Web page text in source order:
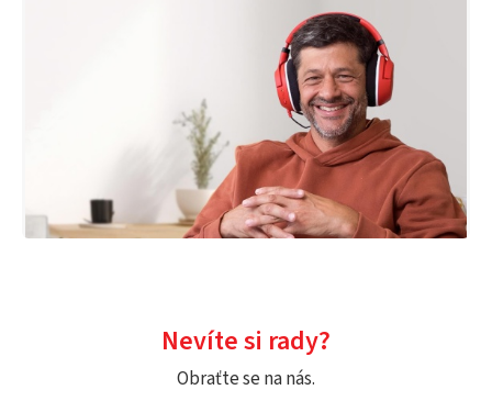
Nevíte si rady?
Obraťte se na nás.